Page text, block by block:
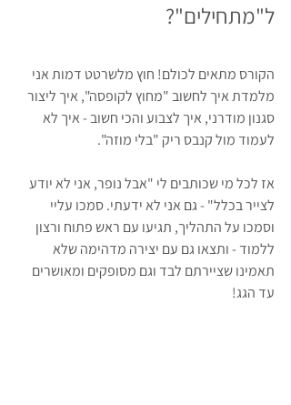
ל"מתחילים"?
הקורס מתאים לכולם! חוץ מלשרטט דמות אני
מלמדת איך לחשוב "מחוץ לקופסה", איך ליצור
סגנון מודרני, איך לצבוע והכי חשוב - איך לא
לעמוד מול קנבס ריק "בלי מוזה".
אז לכל מי שכותבים לי "אבל נופר, אני לא יודע
לצייר בכלל" - גם אני לא ידעתי. סמכו עליי
וסמכו על התהליך, תגיעו עם ראש פתוח ורצון
ללמוד - ותצאו גם עם יצירה מדהימה שלא
תאמינו שציירתם לבד וגם מסופקים ומאושרים
עד הגג!